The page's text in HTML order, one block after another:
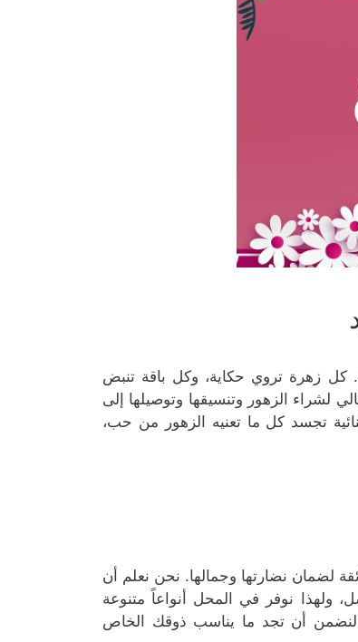
كل زهرة تروي حكاية، وكل باقة تنبض
لشراء الزهور وتنسيقها وتوصيلها إلى
تجسد كل ما تعنيه الزهور من حب،
لضمان نضارتها وجمالها. نحن نعلم أن
نوفر في المحل أنواعاً متنوعة
لنضمن أن تجد ما يناسب ذوقك الخاص